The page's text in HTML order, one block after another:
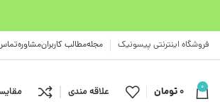
فروشگاه اینترنتی پیسونیک مجلهمطالب کاربرانمشاوره
0
0تومان علاقه مندی